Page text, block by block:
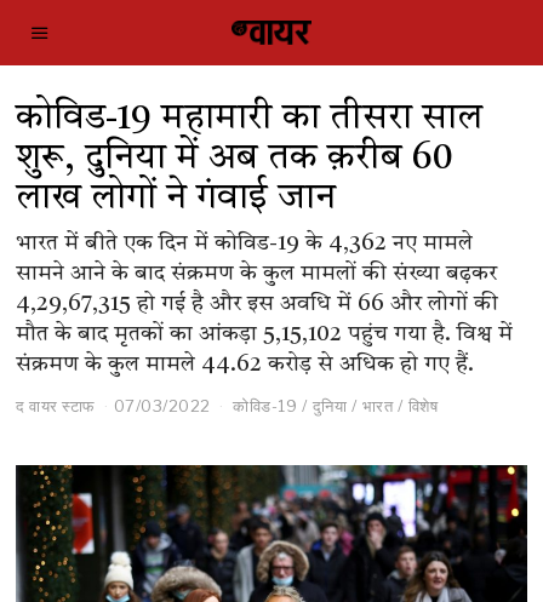
कोविड-19 महामारी का तीसरा साल
शुरू, दुनिया में अब तक क़रीब 60
लाख लोगों ने गंवाई जान
भारत में बीते एक दिन में कोविड-19 के 4,362 नए मामले
सामने आने के बाद संक्रमण के कुल मामलों की संख्या बढ़कर
4,29,67,315 हो गई है और इस अवधि में 66 और लोगों की
मौत के बाद मृतकों का आंकड़ा 5,15,102 पहुंच गया है. विश्व में
संक्रमण के कुल मामले 44.62 करोड़ से अधिक हो गए हैं.
द वायर स्टाफ 07/03/2022 कोविड-19 / दुनिया / भारत / विशेष